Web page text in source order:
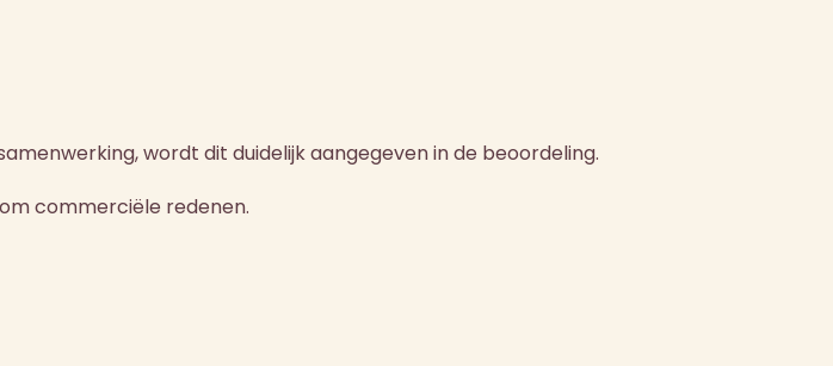
wordt dit duidelijk aangegeven in de beoordeling.
commerciële redenen.